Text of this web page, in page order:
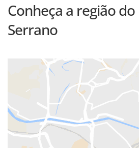
Conheça a região
Serrano